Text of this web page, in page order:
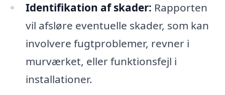
Identifikation af skader: Rapporten
vil afsløre eventuelle skader, som kan
involvere fugtproblemer, revner i
murværket, eller funktionsfejl i
installationer.